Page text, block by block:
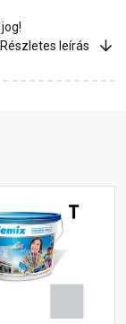
Részletes leírás